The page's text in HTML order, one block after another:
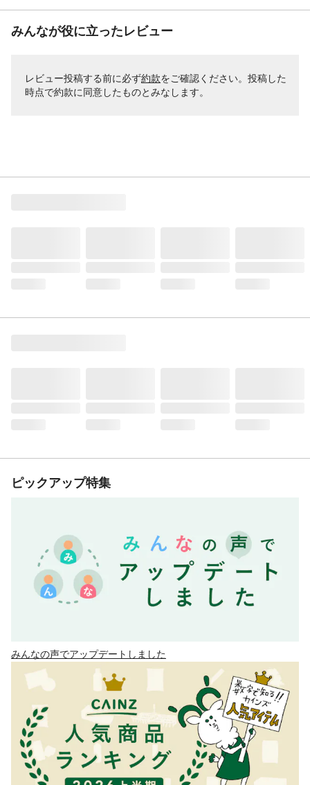
みんなが役に立ったレビュー
レビュー投稿する前に必ず約款をご確認ください。投稿した
時点で約款に同意したものとみなします。
ピックアップ特集
みんなの声でアップデートしました